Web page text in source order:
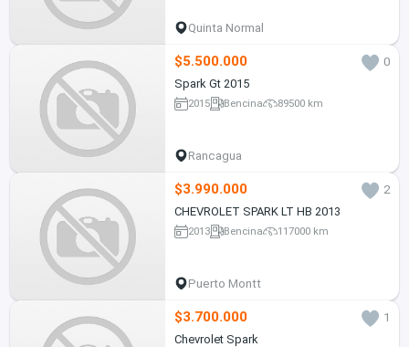
Quinta Normal
$5.500.000
0
Spark Gt 2015
2015 Bencina 89500 km
Rancagua
$3.990.000
2
CHEVROLET SPARK LT HB 2013
2013 Bencina 117000 km
Puerto Montt
$3.700.000
1
Chevrolet Spark